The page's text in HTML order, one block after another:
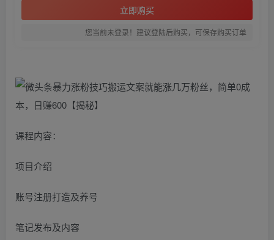
立即购买
您当前未登录！建议登陆后购买，可保存购买订单
课程内容：
项目介绍
账号注册打造及养号
笔记发布及内容